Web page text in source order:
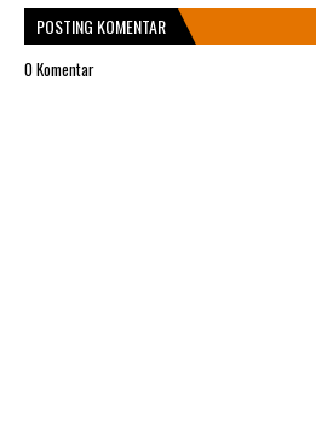
POSTING KOMENTAR
0 Komentar